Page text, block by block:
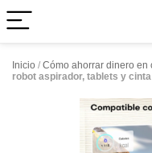
Inicio / Cómo ahorrar dinero en
robot aspirador, tablets y